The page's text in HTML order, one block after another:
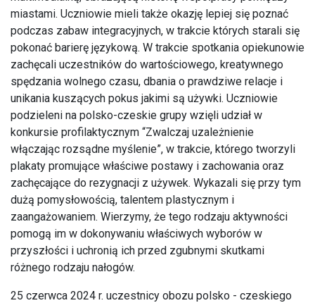
miastami. Uczniowie mieli także okazję lepiej się poznać
podczas zabaw integracyjnych, w trakcie których starali się
pokonać barierę językową. W trakcie spotkania opiekunowie
zachęcali uczestników do wartościowego, kreatywnego
spędzania wolnego czasu, dbania o prawdziwe relacje i
unikania kuszących pokus jakimi są używki. Uczniowie
podzieleni na polsko-czeskie grupy wzięli udział w
konkursie profilaktycznym “Zwalczaj uzależnienie
włączając rozsądne myślenie”, w trakcie, którego tworzyli
plakaty promujące właściwe postawy i zachowania oraz
zachęcające do rezygnacji z używek. Wykazali się przy tym
dużą pomysłowością, talentem plastycznym i
zaangażowaniem. Wierzymy, że tego rodzaju aktywności
pomogą im w dokonywaniu właściwych wyborów w
przyszłości i uchronią ich przed zgubnymi skutkami
różnego rodzaju nałogów.
25 czerwca 2024 r. uczestnicy obozu polsko - czeskiego